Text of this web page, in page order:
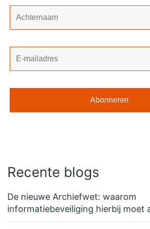
Recente blogs
De nieuwe Archiefwet: waarom
informatiebeveiliging hierbij moet